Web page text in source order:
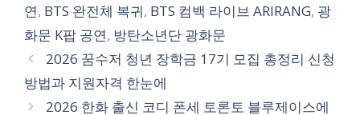
연, BTS 완전체 복귀, BTS 컴백 라이브 ARIRANG, 광
화문 K팝 공연, 방탄소년단 광화문
2026 꿈수저 청년 장학금 17기 모집 총정리 신청
방법과 지원자격 한눈에
2026 한화 출신 코디 폰세 토론토 블루제이스에